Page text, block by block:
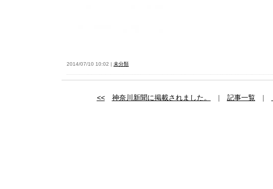
2014/07/10 10:02 | 未分類
<< 神奈川新聞に掲載されました。 | 記事一覧|